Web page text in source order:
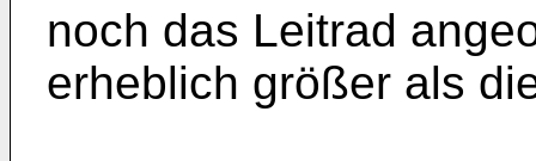
noch das Leitrad
erheblich größer als